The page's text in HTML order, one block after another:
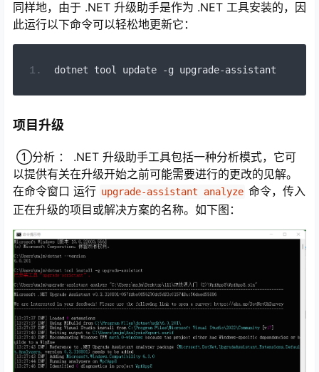
同样地，由于 .NET 升级助手是作为 .NET 工具安装的，因
此运行以下命令可以轻松地更新它：
dotnet tool update -g upgrade-assistant
项目升级
①分析 ： .NET 升级助手工具包括一种分析模式，它可
以提供有关在升级开始之前可能需要进行的更改的见解。
在命令窗口 运行 upgrade-assistant analyze 命令，传入
正在升级的项目或解决方案的名称。如下图：